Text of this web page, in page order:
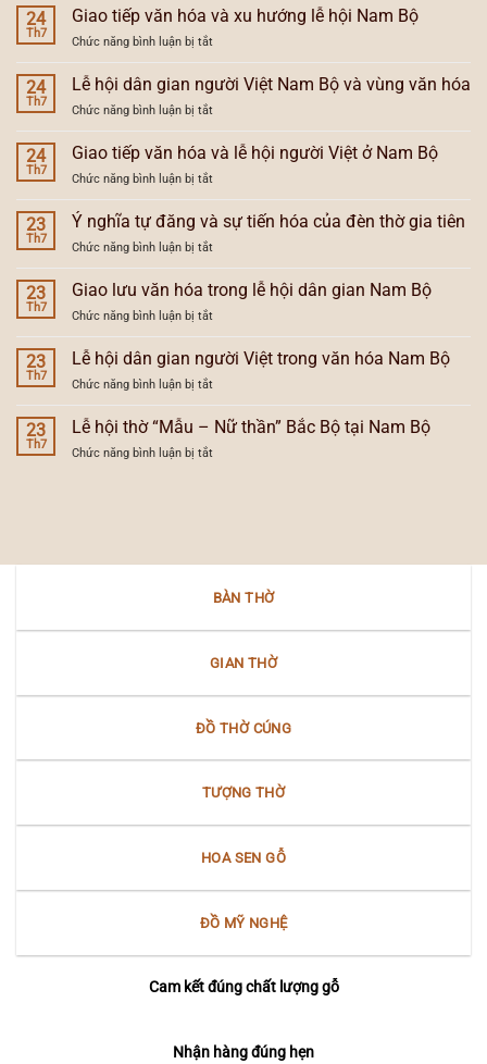
hướng
gian
hóa
và
lễ
hội
Bộ
24
Th7
Giao tiếp văn hóa và xu hướng lễ hội Nam Bộ
Chức năng bình luận bị tắtở
Giao
tiếp
văn
hóa
và
xu
Nam
Bộ
24
Th7
Lễ hội dân gian người Việt Nam Bộ và vùng văn hóa
Chức năng bình luận bị tắtở
Lễ
hội
gian
người
Việt
vùng
văn
24
Th7
Giao tiếp văn hóa và lễ hội người Việt ở Nam Bộ
Chức năng bình luận bị tắtở
Giao
tiếp
hóa
và
lễ
ở
Nam
23
Th7
Ý nghĩa tự đăng và sự tiến hóa của đèn thờ gia tiên
Chức năng bình luận bị tắtở
Ý
nghĩa
đăng
và
sự
đèn
thờ
23
Th7
Giao lưu văn hóa trong lễ hội dân gian Nam Bộ
Chức năng bình luận bị tắtở
Giao
lưu
văn
hóa
trong
lễ
23
Th7
Lễ hội dân gian người Việt trong văn hóa Nam Bộ
Chức năng bình luận bị tắtở
Lễ
hội
gian
Nam
Bộ
23
Th7
Lễ hội thờ “Mẫu – Nữ thần” Bắc Bộ tại Nam Bộ
Chức năng bình luận bị tắtở
Nữ
Bắc
Nam
BÀN THỜ
GIAN THỜ
ĐỒ THỜ CÚNG
TƯỢNG THỜ
HOA SEN GỖ
ĐỒ MỸ NGHỆ
Cam kết đúng chất lượng gỗ
Nhận hàng đúng hẹn